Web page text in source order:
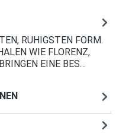
RUHIGSTEN FORM.
WIE FLORENZ,
EINE BES…